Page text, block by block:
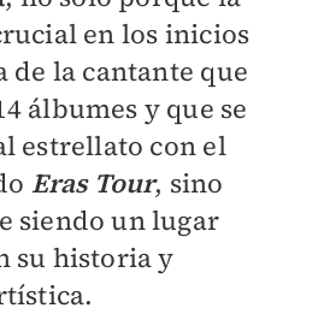
en los inicios
de la cantante que
álbumes y que se
estrellato con el
Eras Tour, sino
siendo un lugar
su historia y